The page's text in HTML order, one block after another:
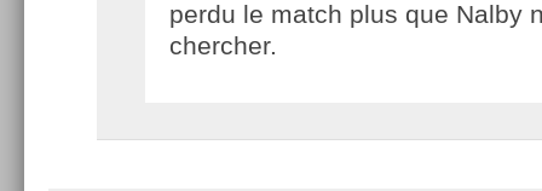
perdu le match plus que Nalby
chercher.